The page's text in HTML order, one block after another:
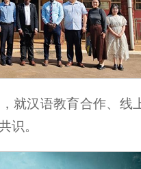
就汉语教育合作、
识。